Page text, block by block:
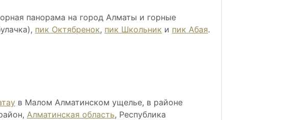
панорама на город Алматы и горные
пик Октябренок, пик Школьник и пик Абая.
в Малом Алматинском ущелье, в районе
Алматинская область, Республика